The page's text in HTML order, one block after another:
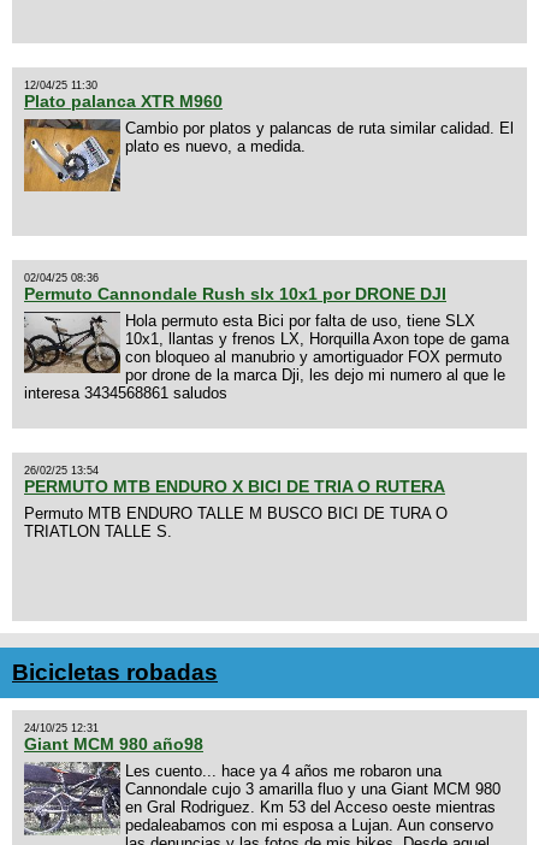
12/04/25 11:30
Plato palanca XTR M960
Cambio por platos y palancas de ruta similar calidad. El
plato es nuevo, a medida.
02/04/25 08:36
Permuto Cannondale Rush slx 10x1 por DRONE DJI
Hola permuto esta Bici por falta de uso, tiene SLX
10x1, llantas y frenos LX, Horquilla Axon tope de gama
con bloqueo al manubrio y amortiguador FOX permuto
por drone de la marca Dji, les dejo mi numero al que le
interesa 3434568861 saludos
26/02/25 13:54
PERMUTO MTB ENDURO X BICI DE TRIA O RUTERA
Permuto MTB ENDURO TALLE M BUSCO BICI DE TURA O
TRIATLON TALLE S.
Bicicletas robadas
24/10/25 12:31
Giant MCM 980 año98
Les cuento... hace ya 4 años me robaron una
Cannondale cujo 3 amarilla fluo y una Giant MCM 980
en Gral Rodriguez. Km 53 del Acceso oeste mientras
pedaleabamos con mi esposa a Lujan. Aun conservo